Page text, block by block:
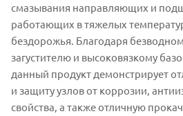
смазывания направляющих и
работающих в тяжелых
бездорожья. Благодаря
загустителю и высоковязкому
данный продукт демонстрирует
и защиту узлов от коррозии,
свойства, а также отличную